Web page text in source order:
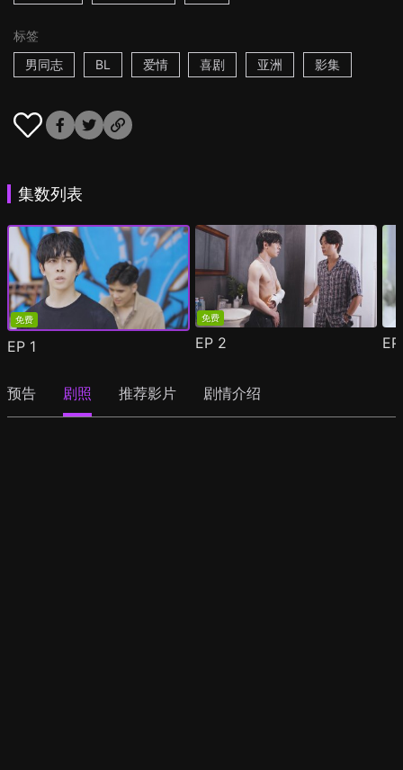
标签
男同志
BL 爱情 喜剧 亚洲 影集
集数列表
免费
EP 1
免费
EP 2
预告 剧照 推荐影片 剧情介绍